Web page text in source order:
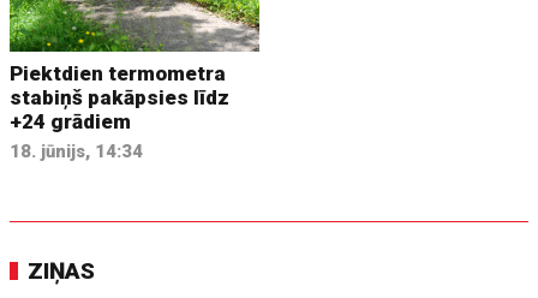
Piektdien termometra
stabiņš pakāpsies līdz
+24 grādiem
18. jūnijs, 14:34
ZIŅAS